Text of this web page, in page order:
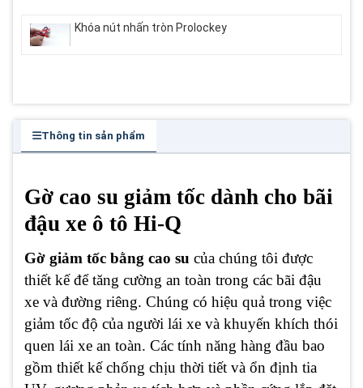
Khóa nút nhấn tròn Prolockey
Thông tin sản phẩm
Gờ cao su giảm tốc dành cho bãi
đậu xe ô tô Hi-Q
Gờ giảm tốc bằng cao su của chúng tôi được
thiết kế để tăng cường an toàn trong các bãi đậu
xe và đường riêng. Chúng có hiệu quả trong việc
giảm tốc độ của người lái xe và khuyến khích thói
quen lái xe an toàn. Các tính năng hàng đầu bao
gồm thiết kế chống chịu thời tiết và ổn định tia